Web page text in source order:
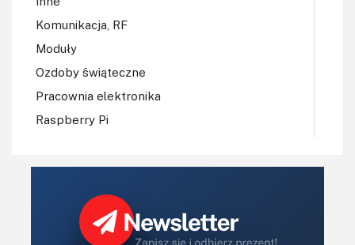
Komunikacja, RF
Moduły
Ozdoby świąteczne
Pracownia elektronika
Raspberry Pi
Robotyka
Sterowniki silników